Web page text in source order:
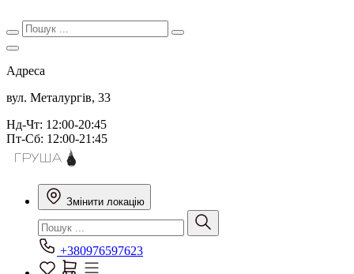
Адреса
вул. Металургів, 33
Нд-Чт: 12:00-20:45
Пт-Сб: 12:00-21:45
Змінити локацію
+380976597623